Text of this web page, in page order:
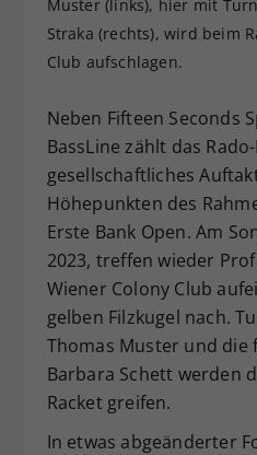
Muster (links), hier mit
Straka (rechts), wird beim
Club aufschlagen.
Neben Fifteen Seconds
BassLine zählt das
gesellschaftliches
Höhepunkten des
Erste Bank Open. Am
2023, treffen wieder
Wiener Colony Club
gelben Filzkugel nach.
Thomas Muster und die
Barbara Schett werden
Racket greifen.
In etwas abgeänderter
Dieser Wert
zufällig
Webseiten-
hat.